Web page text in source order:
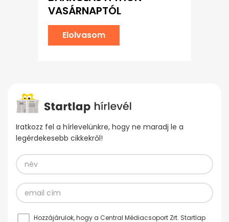
VASÁRNAPTÓL
Elolvasom
Iratkozz fel a hírlevelünkre, hogy ne maradj le a
legérdekesebb cikkekről!
Hozzájárulok, hogy a Central Médiacsoport Zrt. Startlap